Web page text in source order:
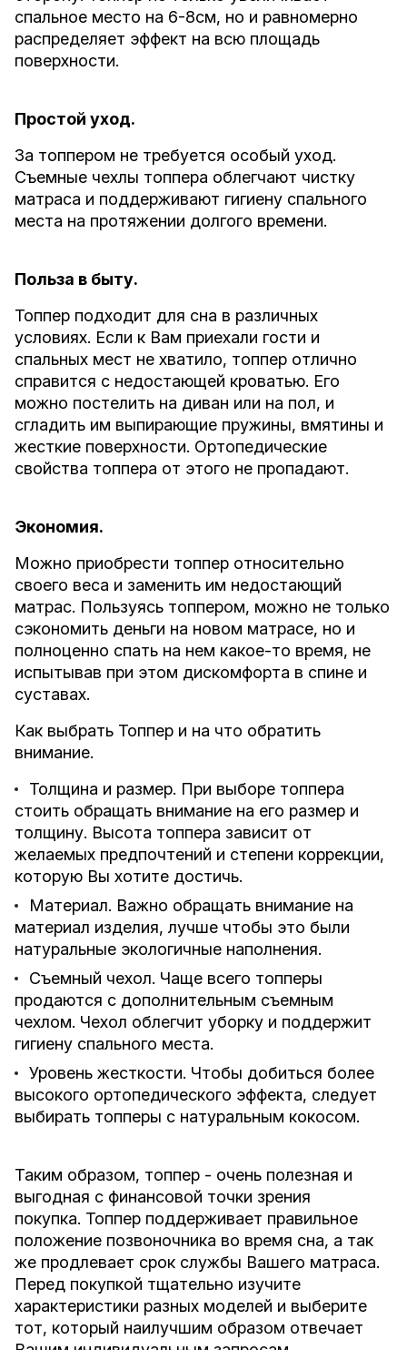
спальное место на 6-8см, но и равномерно
распределяет эффект на всю площадь
поверхности.
Простой уход.
За топпером не требуется особый уход.
Съемные чехлы топпера облегчают чистку
матраса и поддерживают гигиену спального
места на протяжении долгого времени.
Польза в быту.
Топпер подходит для сна в различных
условиях. Если к Вам приехали гости и
спальных мест не хватило, топпер отлично
справится с недостающей кроватью. Его
можно постелить на диван или на пол, и
сгладить им выпирающие пружины, вмятины и
жесткие поверхности. Ортопедические
свойства топпера от этого не пропадают.
Экономия.
Можно приобрести топпер относительно
своего веса и заменить им недостающий
матрас. Пользуясь топпером, можно не только
сэкономить деньги на новом матрасе, но и
полноценно спать на нем какое-то время, не
испытывав при этом дискомфорта в спине и
суставах.
Как выбрать Топпер и на что обратить
внимание.
Толщина и размер. При выборе топпера
стоить обращать внимание на его размер и
толщину. Высота топпера зависит от
желаемых предпочтений и степени коррекции,
которую Вы хотите достичь.
Материал. Важно обращать внимание на
материал изделия, лучше чтобы это были
натуральные экологичные наполнения.
Съемный чехол. Чаще всего топперы
продаются с дополнительным съемным
чехлом. Чехол облегчит уборку и поддержит
гигиену спального места.
Уровень жесткости. Чтобы добиться более
высокого ортопедического эффекта, следует
выбирать топперы с натуральным кокосом.
Таким образом, топпер - очень полезная и
выгодная с финансовой точки зрения
покупка. Топпер поддерживает правильное
положение позвоночника во время сна, а так
же продлевает срок службы Вашего матраса.
Перед покупкой тщательно изучите
характеристики разных моделей и выберите
тот, который наилучшим образом отвечает